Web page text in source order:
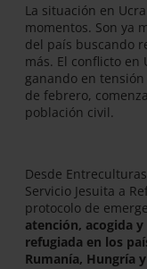
La situación en
momentos. Son ya
del país buscando
más. El conflicto en
ganando en
de febrero,
población civil.
Desde
Servicio Jesuita a
protocolo de
atención, acogida
refugiada en los
Rumanía, Hungría